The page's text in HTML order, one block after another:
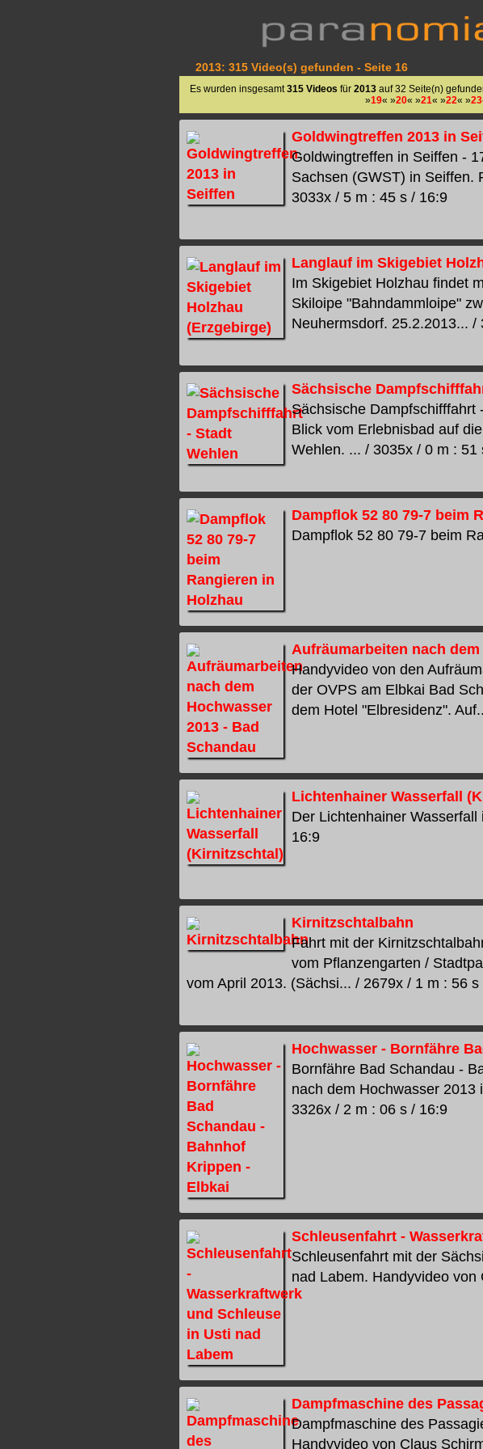
2013: 315 Video(s) gefunden - Seite 16
Es wurden insgesamt315 Videos für 2013auf 32 Seite(n)
»19« »20« »21« »22« »23
Goldwingtreffen 2013 in
Goldwingtreffen in Seiffen -
Sachsen (GWST) in Seiffen.
3033x / 5 m : 45 s / 16:9
Langlauf im Skigebiet
Im Skigebiet Holzhau findet
Skiloipe "Bahndammloipe"
Neuhermsdorf. 25.2.2013...
Sächsische
Sächsische Dampfschifffahrt
Blick vom Erlebnisbad auf
Wehlen. ... / 3035x / 0 m : 51
Dampflok 52 80 79-7 beim
Dampflok 52 80 79-7 beim
Aufräumarbeiten nach
Handyvideo von den
der OVPS am Elbkai Bad
dem Hotel "Elbresidenz".
Lichtenhainer Wasserfall
Der Lichtenhainer
16:9
Kirnitzschtalbahn
Fahrt mit der
vom Pflanzengarten /
vom April 2013. (Sächsi... / 2679x / 1 m : 56 s
Hochwasser - Bornfähre
Bornfähre Bad Schandau -
nach dem Hochwasser
3326x / 2 m : 06 s / 16:9
Schleusenfahrt -
Schleusenfahrt mit der
nad Labem. Handyvideo
Dampfmaschine des
Dampfmaschine des
Handyvideo von Claus